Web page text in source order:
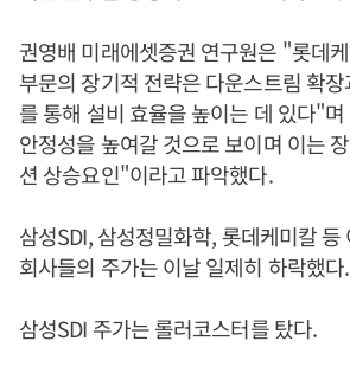
권영배 미래에셋증권 연구원은 "롯데
부문의 장기적 전략은 다운스트림 확
를 통해 설비 효율을 높이는 데 있다"
안정성을 높여갈 것으로 보이며 이는
션 상승요인"이라고 파악했다.
삼성SDI, 삼성정밀화학, 롯데케미칼 등
회사들의 주가는 이날 일제히 하락했다.
삼성SDI 주가는 롤러코스터를 탔다.